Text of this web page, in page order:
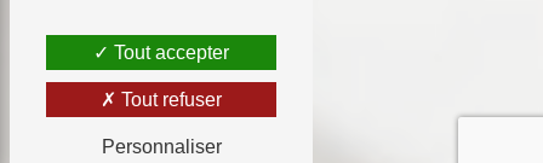
Tout accepter
Tout refuser
Personnaliser